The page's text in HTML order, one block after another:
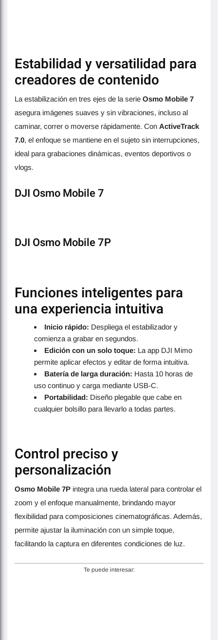
Estabilidad y versatilidad para
creadores de contenido
La estabilización en tres ejes de la serie Osmo Mobile 7
asegura imágenes suaves y sin vibraciones, incluso al
caminar, correr o moverse rápidamente. Con ActiveTrack
7.0, el enfoque se mantiene en el sujeto sin interrupciones,
ideal para grabaciones dinámicas, eventos deportivos o
vlogs.
DJI Osmo Mobile 7
DJI Osmo Mobile 7P
Funciones inteligentes para
una experiencia intuitiva
Inicio rápido: Despliega el estabilizador y
comienza a grabar en segundos.
Edición con un solo toque: La app DJI Mimo
permite aplicar efectos y editar de forma intuitiva.
Batería de larga duración: Hasta 10 horas de
uso continuo y carga mediante USB-C.
Portabilidad: Diseño plegable que cabe en
cualquier bolsillo para llevarlo a todas partes.
Control preciso y
personalización
Osmo Mobile 7P integra una rueda lateral para controlar el
zoom y el enfoque manualmente, brindando mayor
flexibilidad para composiciones cinematográficas. Además,
permite ajustar la iluminación con un simple toque,
facilitando la captura en diferentes condiciones de luz.
Te puede interesar: